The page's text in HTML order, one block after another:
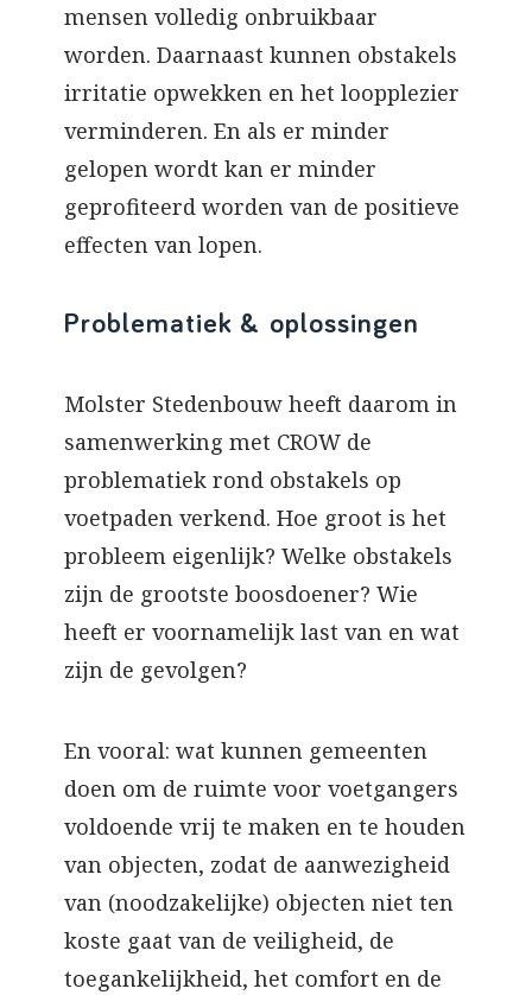
mensen volledig onbruikbaar
worden. Daarnaast kunnen obstakels
irritatie opwekken en het loopplezier
verminderen. En als er minder
gelopen wordt kan er minder
geprofiteerd worden van de positieve
effecten van lopen.
Problematiek & oplossingen
Molster Stedenbouw heeft daarom in
samenwerking met CROW de
problematiek rond obstakels op
voetpaden verkend. Hoe groot is het
probleem eigenlijk? Welke obstakels
zijn de grootste boosdoener? Wie
heeft er voornamelijk last van en wat
zijn de gevolgen?
En vooral: wat kunnen gemeenten
doen om de ruimte voor voetgangers
voldoende vrij te maken en te houden
van objecten, zodat de aanwezigheid
van (noodzakelijke) objecten niet ten
koste gaat van de veiligheid, de
toegankelijkheid, het comfort en de